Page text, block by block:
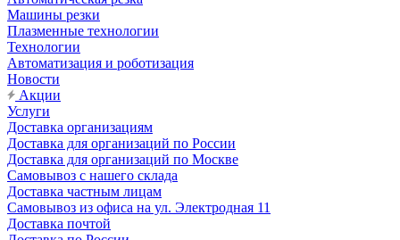
Машины резки
Плазменные технологии
Технологии
Автоматизация и роботизация
Новости
Акции
Услуги
Доставка организациям
Доставка для организаций по России
Доставка для организаций по Москве
Самовывоз с нашего склада
Доставка частным лицам
Самовывоз из офиса на ул. Электродная 11
Доставка почтой